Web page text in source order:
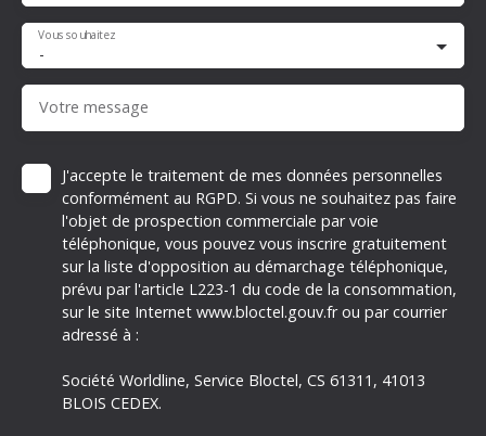
-
Vous souhaitez
Votre message
J'accepte le traitement de mes données personnelles
conformément au RGPD. Si vous ne souhaitez pas faire
l'objet de prospection commerciale par voie
téléphonique, vous pouvez vous inscrire gratuitement
sur la liste d'opposition au démarchage téléphonique,
prévu par l'article L223-1 du code de la consommation,
sur le site Internet www.bloctel.gouv.fr ou par courrier
adressé à :
Société Worldline, Service Bloctel, CS 61311, 41013
BLOIS CEDEX.